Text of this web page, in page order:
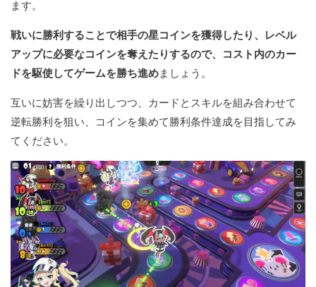
ます。
戦いに勝利することで相手の星コインを獲得したり、レベル
アップに必要なコインを奪えたりするので、コスト内のカー
ドを駆使してゲームを勝ち進めましょう。
互いに妨害を繰り出しつつ、カードとスキルを組み合わせて
逆転勝利を狙い、コインを集めて勝利条件達成を目指してみ
てください。